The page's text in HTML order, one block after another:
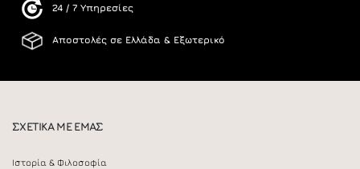
24 / 7 Υπηρεσίες
Αποστολές σε Ελλάδα & Εξωτερικό
ΣΧΕΤΙΚΑ ΜΕ ΕΜΑΣ
Ιστορία & Φιλοσοφία